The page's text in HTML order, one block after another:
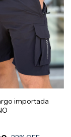
importada